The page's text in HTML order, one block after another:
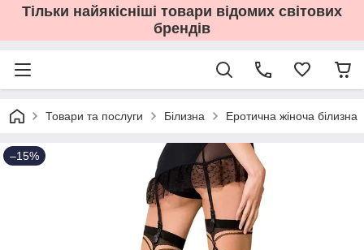
Тільки найякісніші товари відомих світових
брендів
Товари та послуги Білизна Еротична жіноча білизна
–15%